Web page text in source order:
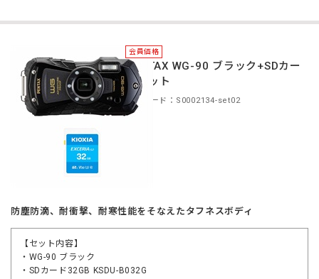
会員価格
PENTAX WG-90 ブラック+SDカー
ドセット
商品コード：S0002134-set02
防塵防滴、耐衝撃、耐寒性能をそなえたタフネスボディ
【セット内容】
・WG-90 ブラック
・SDカード32GB KSDU-B032G